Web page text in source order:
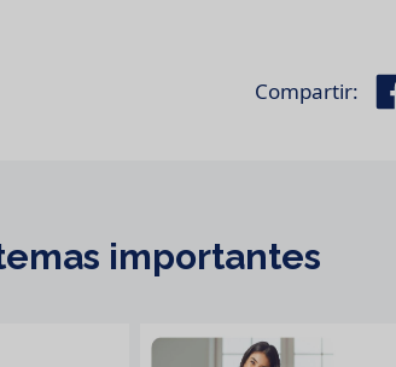
Compartir:
importantes